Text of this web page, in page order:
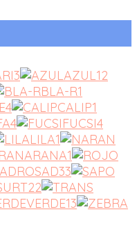
3 AZUL12
BLA-R1
4 CALIP1
4 FUCSI4
LILA1
RANA1
ROSAD33
22
VERDE13